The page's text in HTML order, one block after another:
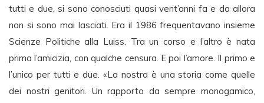
tutti e due, si sono conosciuti quasi vent’anni fa e da allora
non si sono mai lasciati. Era il 1986 frequentavano insieme
Scienze Politiche alla Luiss. Tra un corso e l’altro è nata
prima l’amicizia, con qualche censura. E poi l’amore. Il primo e
l’unico per tutti e due. «La nostra è una storia come quelle
dei nostri genitori. Un rapporto da sempre monogamico,